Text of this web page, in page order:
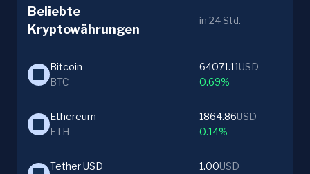
Beliebte
Kryptowährungen
in 24 Std.
Bitcoin
BTC
64071.11USD
0.69%
Ethereum
ETH
1864.86USD
0.14%
Tether USD
1.00USD